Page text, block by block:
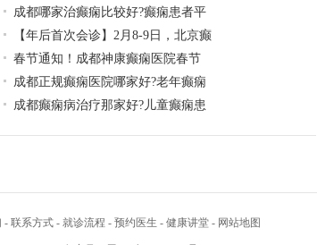
成都哪家治癫痫比较好?癫痫患者平
【年后首次会诊】2月8-9日，北京癫
春节通知！成都神康癫痫医院春节
成都正规癫痫医院哪家好?老年癫痫
成都癫痫病治疗那家好?儿童癫痫患
- 联系方式 - 就诊流程 - 预约医生 - 健康讲堂 - 网站地图